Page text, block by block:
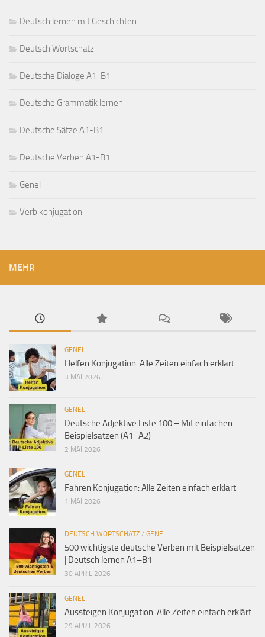
Deutsch lernen mit Geschichten
Deutsch Wortschatz
Deutsche Dialoge A1-B1
Deutsche Grammatik lernen
Deutsche Sätze A1-B1
Deutsche Verben A1-B1
Genel
Verb konjugation
MEHR
GENEL
Helfen Konjugation: Alle Zeiten einfach erklärt
3 MAI 2026
GENEL
Deutsche Adjektive Liste 100 – Mit einfachen
Beispielsätzen (A1–A2)
2 MAI 2026
GENEL
Fahren Konjugation: Alle Zeiten einfach erklärt
1 MAI 2026
DEUTSCH WORTSCHATZ / GENEL
500 wichtigste deutsche Verben mit Beispielsätzen
| Deutsch lernen A1–B1
30 APRIL 2026
GENEL
Aussteigen Konjugation: Alle Zeiten einfach erklärt
29 APRIL 2026